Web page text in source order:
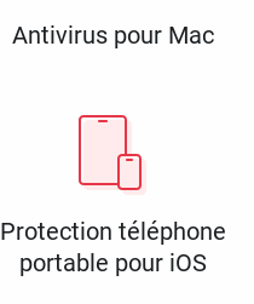
Antivirus pour Mac
Protection téléphone
portable pour iOS